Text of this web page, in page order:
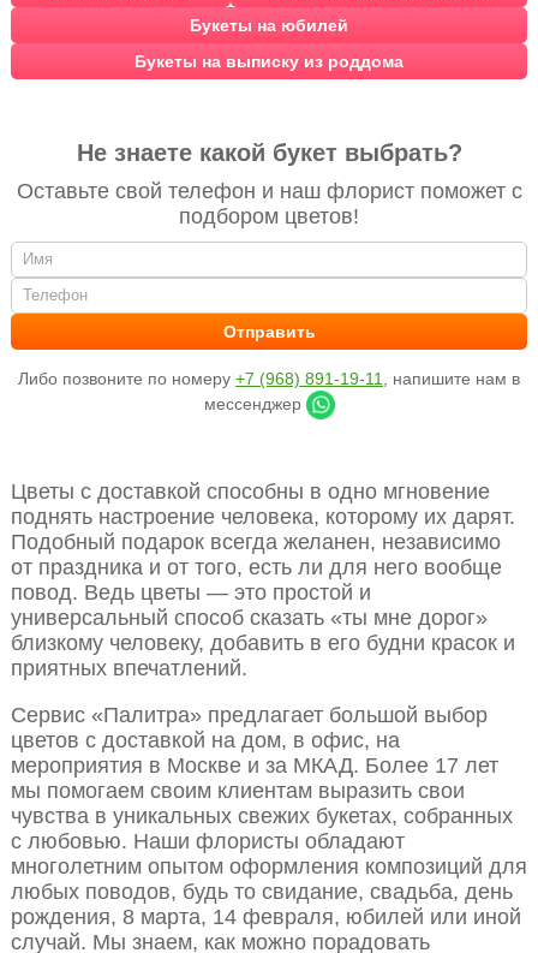
Букеты на юбилей
Букеты на выписку из роддома
Не знаете какой букет выбрать?
Оставьте свой телефон и наш флорист поможет с
подбором цветов!
Либо позвоните по номеру +7 (968) 891-19-11
, напишите нам в
мессенджер
Цветы с доставкой способны в одно мгновение
поднять настроение человека, которому их дарят.
Подобный подарок всегда желанен, независимо
от праздника и от того, есть ли для него вообще
повод. Ведь цветы — это простой и
универсальный способ сказать «ты мне дорог»
близкому человеку, добавить в его будни красок и
приятных впечатлений.
Сервис «Палитра» предлагает большой выбор
цветов с доставкой на дом, в офис, на
мероприятия в Москве и за МКАД. Более 17 лет
мы помогаем своим клиентам выразить свои
чувства в уникальных свежих букетах, собранных
с любовью. Наши флористы обладают
многолетним опытом оформления композиций для
любых поводов, будь то свидание, свадьба, день
рождения, 8 марта, 14 февраля, юбилей или иной
случай. Мы знаем, как можно порадовать